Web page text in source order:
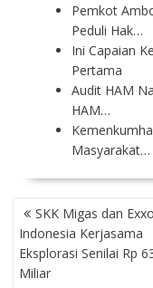
Pemkot
Peduli Hak…
Ini Capaian
Pertama
Audit HAM
HAM…
Masyarakat…
P
O
S
T
SKK Migas dan
Indonesia Kerjasama
Eksplorasi Senilai Rp
Miliar